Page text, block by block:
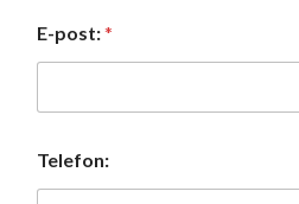
E-post:*
S
õ
Telefon: